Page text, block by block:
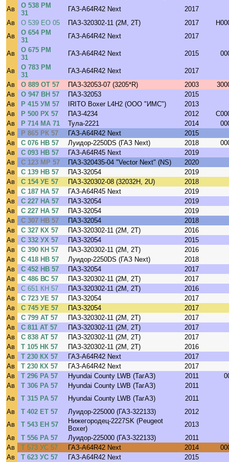
Ав
О 538 РМ
31
ГАЗ-A64R42 Next
2017
Ав
О 539 ЕО 05 ПАЗ-320302-11 (2M, 2T) 2017
Ав
О 654 РМ
31
ГАЗ-A64R42 Next 2017
Ав
О 675 РМ
31
ГАЗ-A64R42 Next 2015
Ав
О 783 РМ
31
ГАЗ-A64R42 Next
2017
Ав
О 889 ОТ 57 ПАЗ-32053-07 (3205*R) 2003
Ав
О 947 ВН 57 ПАЗ-32053
2015
Ав
Р 415 УМ 57 IRITO Boxer L4H2 (ООО "ИМС")
2013
Ав
Р 500 РХ 57 ПАЗ-4234 2012
Ав
Р 714 МА 71 Тула-2221 2014
Ав
Р 865 РК 57 ГАЗ-A64R42 Next
2015
Ав
С 076 НВ 57 Луидор-2250DS (ГАЗ Next) 2018
Ав
С 093 НВ 57 ГАЗ-A64R45 Next
2019
Ав
С 123 МР 57 ПАЗ-320435-04 "Vector Next" (NS)
2020
Ав
С 139 НВ 57 ПАЗ-32054
2019
Ав
С 154 УЕ 57 ПАЗ-320302-08 (32032H, 2U)
2018
Ав
С 187 НА 57 ГАЗ-A64R45 Next
2019
Ав
С 227 НА 57 ПАЗ-32054
2019
Ав
С 227 НА 57 ПАЗ-32054
2019
Ав
С 307 НВ 57 ПАЗ-32054
2018
Ав
С 327 КХ 57 ПАЗ-320302-11 (2M, 2T)
2016
Ав
С 332 УХ 57 ПАЗ-32054
2015
Ав
С 390 КН 57 ПАЗ-320302-11 (2M, 2T)
2016
Ав
С 418 НВ 57 Луидор-2250DS (ГАЗ Next)
2018
Ав
С 452 НВ 57 ПАЗ-32054
2017
Ав
С 486 ВС 57 ПАЗ-320302-11 (2M, 2T)
2017
Ав
С 651 КН 57 ПАЗ-320302-11 (2M, 2T)
2016
Ав
С 723 УЕ 57 ПАЗ-32054
2017
Ав
С 745 УЕ 57 ПАЗ-32054
2017
Ав
С 799 АТ 57 ПАЗ-320302-11 (2M, 2T)
2017
Ав
С 811 АТ 57 ПАЗ-320302-11 (2M, 2T)
2017
Ав
С 838 АТ 57 ПАЗ-320302-11 (2M, 2T)
2017
Ав
Т 105 НК 57 ПАЗ-320302-11 (2M, 2T)
2016
Ав
Т 230 КХ 57 ГАЗ-A64R42 Next
2017
Ав
Т 230 КХ 57 ГАЗ-A64R42 Next
2017
Ав
Т 296 РА 57 Hyundai County LWB (ТагАЗ) 2011
Ав
Т 306 РА 57 Hyundai County LWB (ТагАЗ)
2011
Ав
Т 315 РА 57 Hyundai County LWB (ТагАЗ)
2011
Ав
Т 402 ЕТ 57 Луидор-225000 (ГАЗ-322133)
2012
Ав
Т 543 ЕН 57
Нижегородец-2227SK (Peugeot
Boxer)
2013
Ав
Т 556 РА 57 Луидор-225000 (ГАЗ-322133)
2011
Ав
Т 573 УС 57 ГАЗ-A64R42 Next 2014
Ав
Т 623 УС 57 ГАЗ-A64R42 Next 2015